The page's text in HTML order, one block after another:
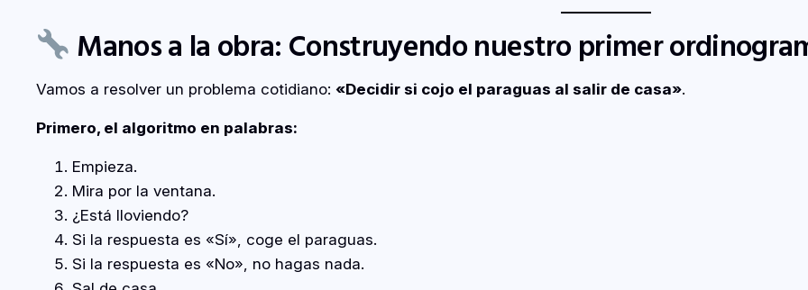
Manos a la obra: Construyendo nuestro primer
Vamos a resolver un problema cotidiano: «Decidir si cojo el paraguas al salir de casa».
Primero, el algoritmo en palabras:
Empieza.
Mira por la ventana.
¿Está lloviendo?
Si la respuesta es «Sí», coge el paraguas.
Si la respuesta es «No», no hagas nada.